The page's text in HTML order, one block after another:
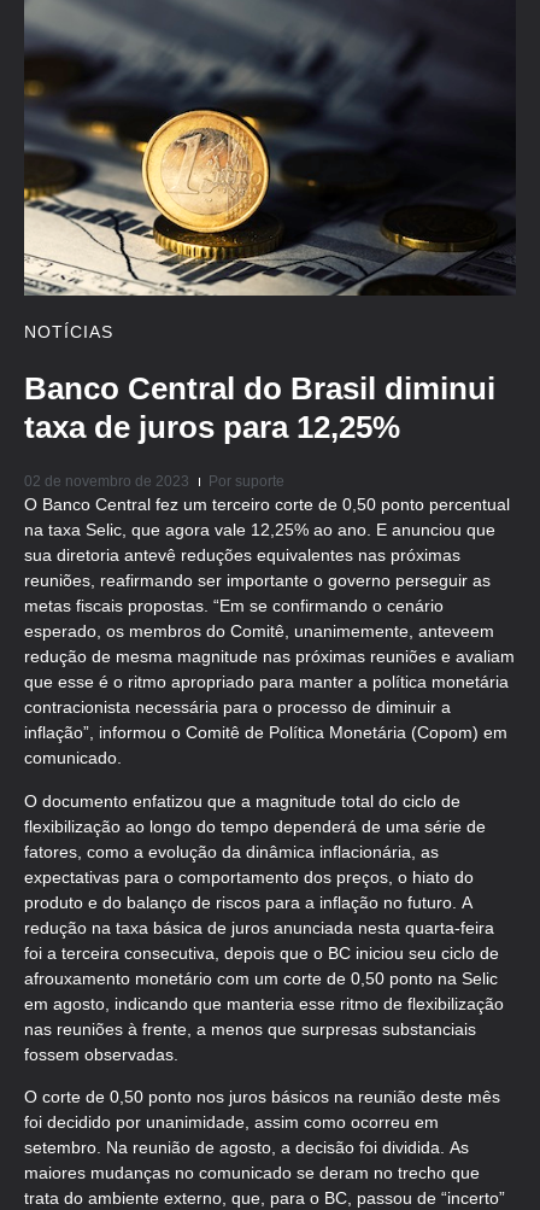
NOTÍCIAS
Banco Central do Brasil diminui
taxa de juros para 12,25%
02 de novembro de 2023 Por suporte
O Banco Central fez um terceiro corte de 0,50 ponto percentual
na taxa Selic, que agora vale 12,25% ao ano. E anunciou que
sua diretoria antevê reduções equivalentes nas próximas
reuniões, reafirmando ser importante o governo perseguir as
metas fiscais propostas. “Em se confirmando o cenário
esperado, os membros do Comitê, unanimemente, anteveem
redução de mesma magnitude nas próximas reuniões e avaliam
que esse é o ritmo apropriado para manter a política monetária
contracionista necessária para o processo de diminuir a
inflação”, informou o Comitê de Política Monetária (Copom) em
comunicado.
O documento enfatizou que a magnitude total do ciclo de
flexibilização ao longo do tempo dependerá de uma série de
fatores, como a evolução da dinâmica inflacionária, as
expectativas para o comportamento dos preços, o hiato do
produto e do balanço de riscos para a inflação no futuro. A
redução na taxa básica de juros anunciada nesta quarta-feira
foi a terceira consecutiva, depois que o BC iniciou seu ciclo de
afrouxamento monetário com um corte de 0,50 ponto na Selic
em agosto, indicando que manteria esse ritmo de flexibilização
nas reuniões à frente, a menos que surpresas substanciais
fossem observadas.
O corte de 0,50 ponto nos juros básicos na reunião deste mês
foi decidido por unanimidade, assim como ocorreu em
setembro. Na reunião de agosto, a decisão foi dividida. As
maiores mudanças no comunicado se deram no trecho que
trata do ambiente externo, que, para o BC, passou de “incerto”